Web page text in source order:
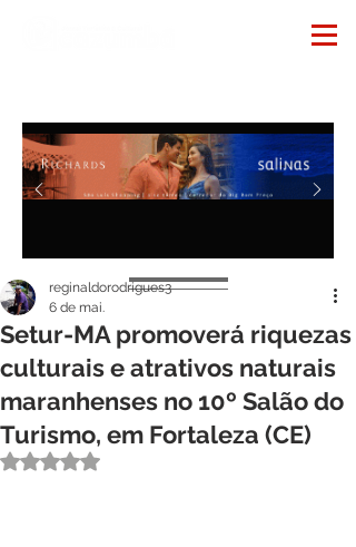
Setur-MA promoverá riquezas
culturais e atrativos naturais
maranhenses no 10º Salão do
Turismo, em Fortaleza (CE)
reginaldorodrigues3
6 de mai.
Avaliado com NaN de 5 estrelas.